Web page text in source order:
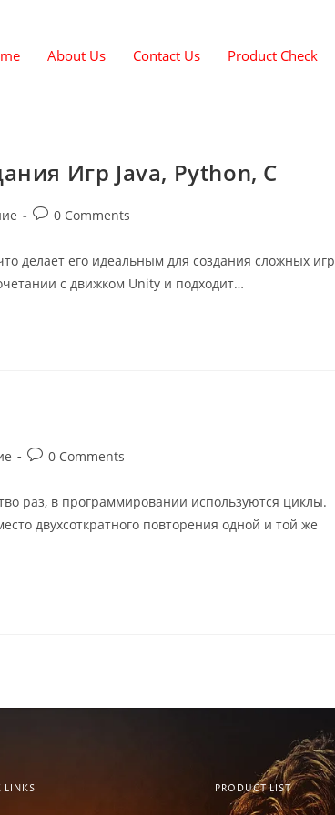
About Us Contact Us Product Check
Игр Java, Python, C
0 Comments
делает его идеальным для создания сложных игр
с движком Unity и подходит…
0 Comments
раз, в программировании используются циклы.
двухсоткратного повторения одной и той же
LINKS PRODUCT LIST